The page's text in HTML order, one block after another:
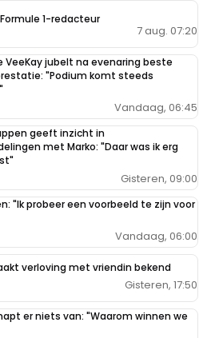
1-redacteur
7 aug. 07:20
VeeKay jubelt na evenaring beste
"Podium komt steeds
Vandaag, 06:45
geeft inzicht in
met Marko: "Daar was ik erg
Gisteren, 09:00
"Ik probeer een voorbeeld te zijn voor
Vandaag, 06:00
verloving met vriendin bekend
Gisteren, 17:50
er niets van: "Waarom winnen we